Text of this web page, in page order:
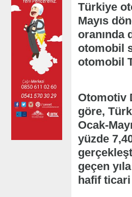
Türkiye
Mayıs
oranında
otomobil
otomobil
Otomotiv
göre,
Ocak-
yüzde
geçen
hafif